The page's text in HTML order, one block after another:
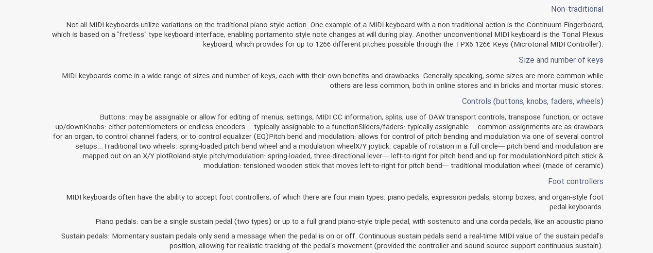
Non-traditional
Not all MIDI keyboards utilize variations on the traditional piano-style action. One example of a MIDI keyboard with a non-traditional action is the Continuum Fingerboard,
which is based on a "fretless" type keyboard interface, enabling portamento style note changes at will during play. Another unconventional MIDI keyboard is the Tonal Plexus
keyboard, which provides for up to 1266 different pitches possible through the TPX6 1266 Keys (Microtonal MIDI Controller).
Size and number of keys
MIDI keyboards come in a wide range of sizes and number of keys, each with their own benefits and drawbacks. Generally speaking, some sizes are more common while
others are less common, both in online stores and in bricks and mortar music stores.
Controls (buttons, knobs, faders, wheels)
Buttons: may be assignable or allow for editing of menus, settings, MIDI CC information, splits, use of DAW transport controls, transpose function, or octave
up/downKnobs: either potentiometers or endless encoders— typically assignable to a functionSliders/faders: typically assignable— common assignments are as drawbars
for an organ, to control channel faders, or to control equalizer (EQ)Pitch bend and modulation: allows for control of pitch bending and modulation via one of several control
setups...Traditional two wheels: spring-loaded pitch bend wheel and a modulation wheelX/Y joytick: capable of rotation in a full circle— pitch bend and modulation are
mapped out on an X/Y plotRoland-style pitch/modulation: spring-loaded, three-directional lever— left-to-right for pitch bend and up for modulationNord pitch stick &
modulation: tensioned wooden stick that moves left-to-right for pitch bend— traditional modulation wheel (made of ceramic)
Foot controllers
MIDI keyboards often have the ability to accept foot controllers, of which there are four main types: piano pedals, expression pedals, stomp boxes, and organ-style foot
pedal keyboards.
Piano pedals: can be a single sustain pedal (two types) or up to a full grand piano-style triple pedal, with sostenuto and una corda pedals, like an acoustic piano
Sustain pedals: Momentary sustain pedals only send a message when the pedal is on or off. Continuous sustain pedals send a real-time MIDI value of the sustain pedal's
position, allowing for realistic tracking of the pedal's movement (provided the controller and sound source support continuous sustain).